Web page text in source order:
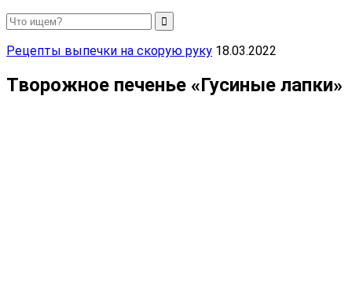
Рецепты выпечки на скорую руку 18.03.2022
Творожное печенье «Гусиные лапки»